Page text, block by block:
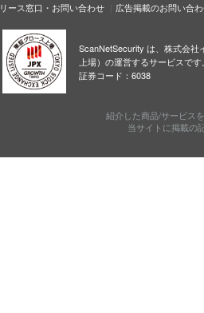
ース窓口・お問い合わせ 広告掲載のお問い合
ScanNetSecurity は、株式会社
上場）の運営するサービスです
証券コード：6038
紹介した商品/サービス
当サイトに掲載の